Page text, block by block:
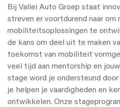
Bij Vallei Auto Groep staat
streven er voortdurend naar om
mobiliteitsoplossingen te
de kans om deel uit te maken
toekomst van mobiliteit
veel tijd aan mentorship en
stage word je ondersteund
je helpen je vaardigheden en
ontwikkelen. Onze